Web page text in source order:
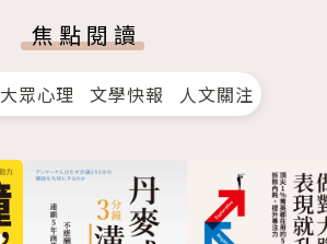
焦點閱讀
大眾心理 文學快報 人文關注